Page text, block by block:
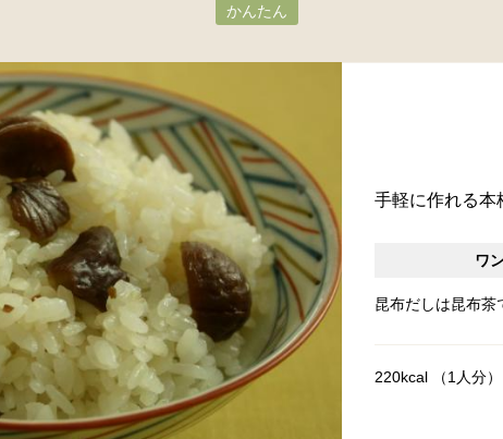
かんたん
手軽に作れる本
ワ
昆布だしは昆布茶
220kcal （1人分）